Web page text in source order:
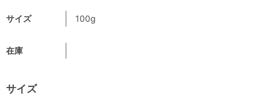
サイズ 100g
在庫
サイズ